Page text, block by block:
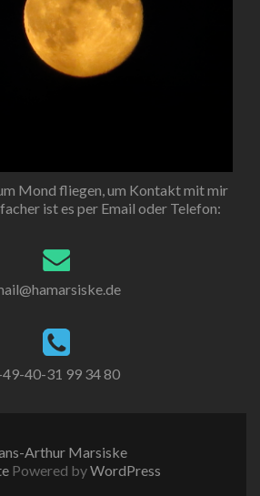
Mond fliegen, um Kontakt mit mir
ist es per Email oder Telefon:
40-31 99 34 80
Arthur Marsiske
Powered byWordPress